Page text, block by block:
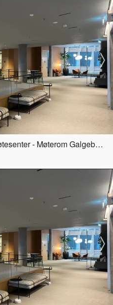
INC. Valle konferanse- og møtesenter - Møterom Galgeberg